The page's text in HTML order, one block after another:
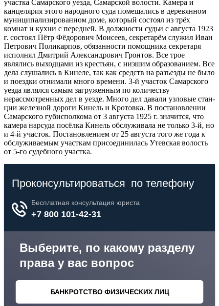
участка Самарского уезда, Самарской волости. Камера и
канцелярия этого народно­го суда помещались в деревянном
муниципализированном доме, кото­рый состоял из трёх
комнат и кухни с передней. В должности судьи с августа 1923
г. состоял Пётр Фёдорович Мои­сеев, секретарём служил Иван
Петрович Поликарпов, обязанности по­мощника секретаря
исполнял Дмитрий Александрович Гронтов. Все трое
являлись выходцами из крестьян, с низшим образованием. Все
дела слушались в Кинеле, так как средств на разъезды не было
и поездки отнимали много времени. 3-й участок Самарского
уезда являлся самым загруженным по количеству
нерассмотренных дел в уезде. Много дел давали узловые стан­
ции железной дороги Кинель и Кротовка. В постановлении
Самарского губисполкома от 3 августа 1925 г. зна­чится, что
камера нарсуда посёлка Кинель обслуживала не только 3-й, но
и 4-й участок. Постановлением от 25 августа того же года к
обслуживае­мым участкам присоединилась Утевская волость
от 5-го судебного участ­ка.